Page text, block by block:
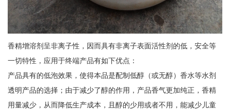
香精增溶剂呈非离子性，因而具有非离子表面活性剂的低，安全等
一切特性，应用于终端产品有如下优点：
产品具有的低泡效果，使得本品是配制低醇（或无醇）香水等水剂
透明产品的选择；由于减少了醇的作用，产品香气更加纯正，香精
用量减少，从而降低生产成本，且醇的少用或者不用，能减少儿童